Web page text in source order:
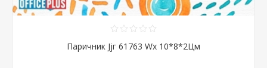
Паричник Јјг 61763 Wx 10*8*2Цм